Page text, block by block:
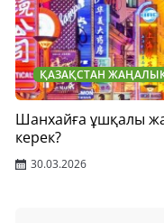
ҚАЗАҚСТАН
Шанхайға ұшқалы
керек?
30.03.2026